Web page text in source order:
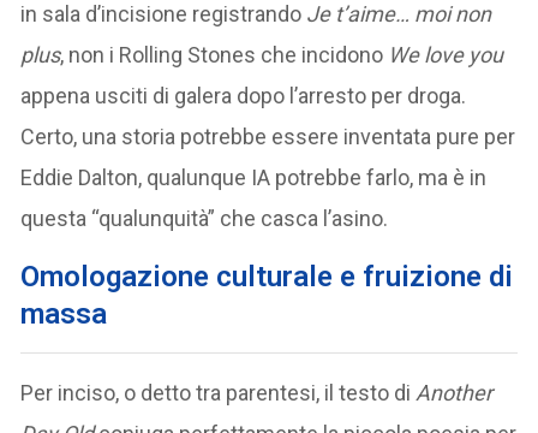
in sala d’incisione registrando Je t’aime… moi non
plus, non i Rolling Stones che incidono We love you
appena usciti di galera dopo l’arresto per droga.
Certo, una storia potrebbe essere inventata pure per
Eddie Dalton, qualunque IA potrebbe farlo, ma è in
questa “qualunquità” che casca l’asino.
Omologazione culturale e fruizione di
massa
Per inciso, o detto tra parentesi, il testo diAnother